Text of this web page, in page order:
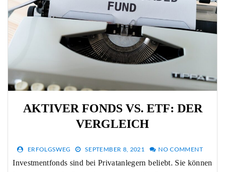
AKTIVER FONDS VS. ETF: DER
VERGLEICH
ERFOLGSWEG SEPTEMBER 8, 2021 NO COMMENT
Investmentfonds sind bei Privatanlegern beliebt. Sie können